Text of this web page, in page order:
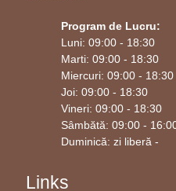
Program de Lucru:
Luni: 09:00 - 18:30
Marti: 09:00 - 18:30
Miercuri: 09:00 - 18:30
Joi: 09:00 - 18:30
Vineri: 09:00 - 18:30
Sâmbătă: 09:00 -
Duminică: zi liberă -
Links